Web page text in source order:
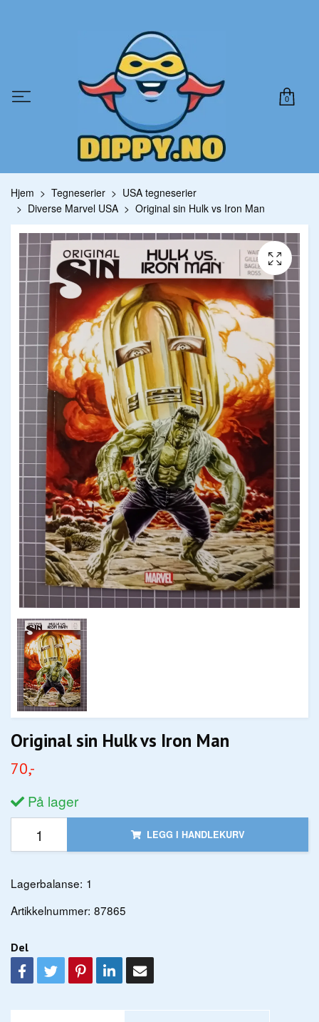
0
Hjem Tegneserier
USA tegneserier
Diverse Marvel USA
Original sin Hulk vs Iron Man
Original sin Hulk vs Iron Man
70,-
På lager
LEGG I HANDLEKURV
Lagerbalanse: 1
Artikkelnummer: 87865
Del